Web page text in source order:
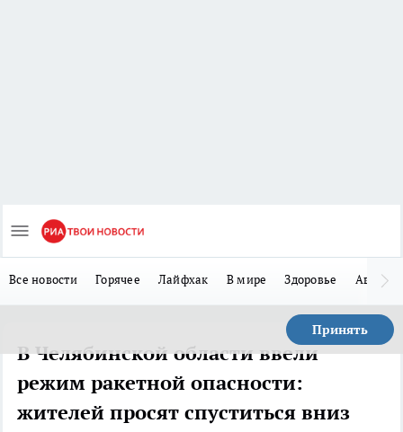
Все новости Горячее Лайфхак В мире Здоровье Авто
Принять
В Челябинской области ввели
режим ракетной опасности:
жителей просят спуститься вниз